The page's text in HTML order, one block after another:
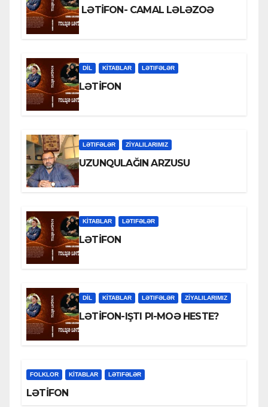
LƏTİFON- CAMAL LƏLƏZOƏ
DİL KİTABLAR LƏTIFƏLƏR
LƏTİFON
LƏTIFƏLƏR ZİYALILARIMIZ
UZUNQULAĞIN ARZUSU
KİTABLAR LƏTIFƏLƏR
LƏTİFON
DİL KİTABLAR LƏTIFƏLƏR ZİYALILARIMIZ
LƏTİFON-IŞTI PI-MOƏ HESTE?
FOLKLOR KİTABLAR LƏTIFƏLƏR
LƏTİFON